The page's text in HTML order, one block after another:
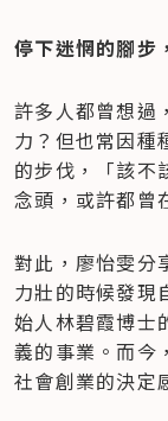
停下迷惘的腳步
許多人都曾想過
力？但也常因種
的步伐，「該
念頭，或許都曾
對此，廖怡雯分
力壯的時候發現
始人林碧霞博士
義的事業。而今
社會創業的決定